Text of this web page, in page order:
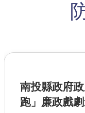
便民服務
資訊公開
南投縣政府
跑」廉政戲